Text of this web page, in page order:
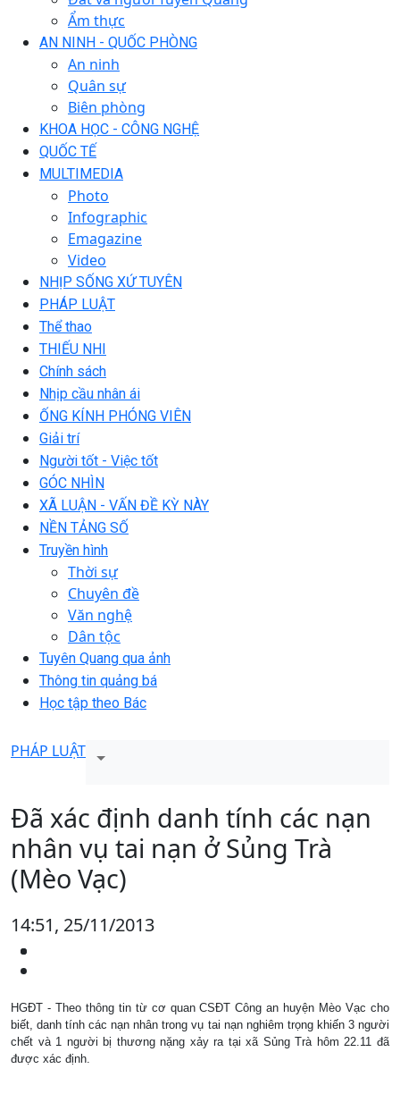
Ẩm thực
AN NINH - QUỐC PHÒNG
An ninh
Quân sự
Biên phòng
KHOA HỌC - CÔNG NGHỆ
QUỐC TẾ
MULTIMEDIA
Photo
Infographic
Emagazine
Video
NHỊP SỐNG XỨ TUYÊN
PHÁP LUẬT
Thể thao
THIẾU NHI
Chính sách
Nhịp cầu nhân ái
ỐNG KÍNH PHÓNG VIÊN
Giải trí
Người tốt - Việc tốt
GÓC NHÌN
XÃ LUẬN - VẤN ĐỀ KỲ NÀY
NỀN TẢNG SỐ
Truyền hình
Thời sự
Chuyên đề
Văn nghệ
Dân tộc
Tuyên Quang qua ảnh
Thông tin quảng bá
Học tập theo Bác
PHÁP LUẬT
Đã xác định danh tính các nạn
nhân vụ tai nạn ở Sủng Trà
(Mèo Vạc)
14:51, 25/11/2013
HGĐT - Theo thông tin từ cơ quan CSĐT Công an huyện Mèo Vạc cho
biết, danh tính các nạn nhân trong vụ tai nạn nghiêm trọng khiến 3 người
chết và 1 người bị thương nặng xảy ra tại xã Sủng Trà hôm 22.11 đã
được xác định.